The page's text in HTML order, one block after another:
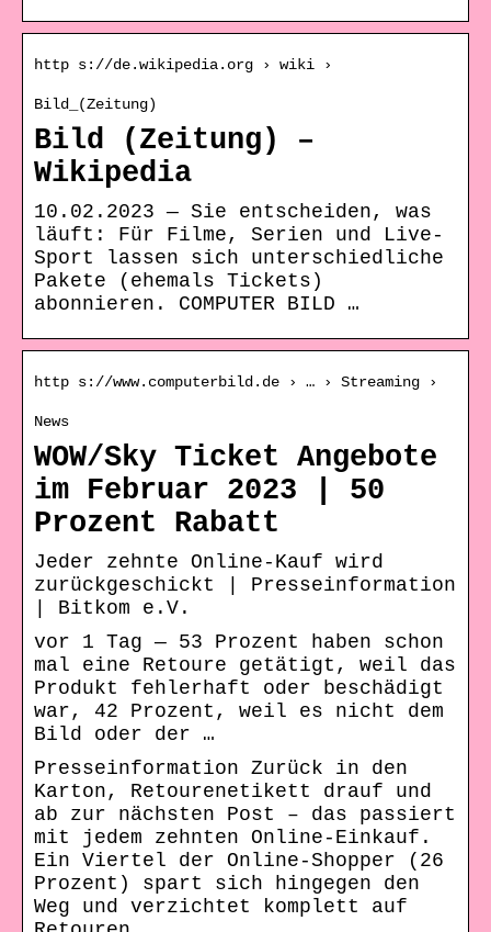
http s://de.wikipedia.org › wiki ›
Bild_(Zeitung)
Bild (Zeitung) –
Wikipedia
10.02.2023 — Sie entscheiden, was
läuft: Für Filme, Serien und Live-
Sport lassen sich unterschiedliche
Pakete (ehemals Tickets)
abonnieren. COMPUTER BILD …
http s://www.computerbild.de › … › Streaming ›
News
WOW/Sky Ticket Angebote
im Februar 2023 | 50
Prozent Rabatt
Jeder zehnte Online-Kauf wird
zurückgeschickt | Presseinformation
| Bitkom e.V.
vor 1 Tag — 53 Prozent haben schon
mal eine Retoure getätigt, weil das
Produkt fehlerhaft oder beschädigt
war, 42 Prozent, weil es nicht dem
Bild oder der …
Presseinformation Zurück in den
Karton, Retourenetikett drauf und
ab zur nächsten Post – das passiert
mit jedem zehnten Online-Einkauf.
Ein Viertel der Online-Shopper (26
Prozent) spart sich hingegen den
Weg und verzichtet komplett auf